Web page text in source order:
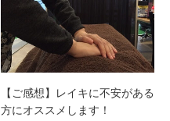
【ご感想】レイキに不安がある
方にオススメします！